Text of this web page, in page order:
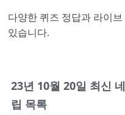
다양한 퀴즈 정답과 라이
있습니다.
23년 10월 20일 최신
립 목록